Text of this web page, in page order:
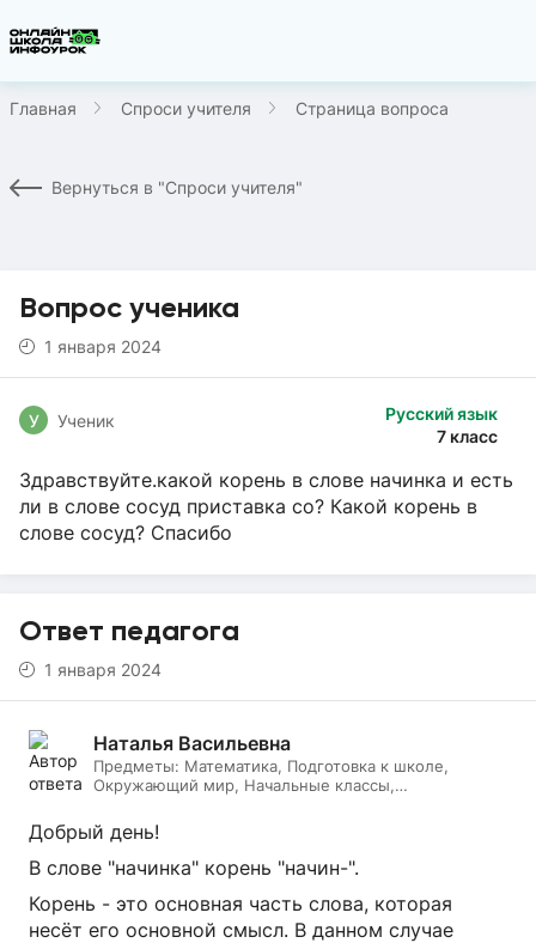
Главная Спроси учителя Страница вопроса
Вернуться в "Спроси учителя"
Вопрос ученика
1 января 2024
Русский язык
7 класс
У Ученик
Здравствуйте.какой корень в слове начинка и есть
ли в слове сосуд приставка со? Какой корень в
слове сосуд? Спасибо
Ответ педагога
1 января 2024
Наталья Васильевна
Предметы: Математика, Подготовка к школе,
Окружающий мир, Начальные классы,
Добрый день!
В слове "начинка" корень "начин-".
Корень - это основная часть слова, которая
несёт его основной смысл. В данном случае